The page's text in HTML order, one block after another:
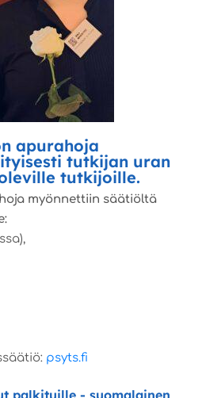
apurahoja
tutkijan uran
tutkijoille.
myönnettiin säätiöltä
psyts.fi
palkituille - suomalainen